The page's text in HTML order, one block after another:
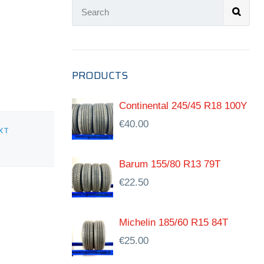
PRODUCTS
Continental 245/45 R18 100Y
€40.00
Barum 155/80 R13 79T
€22.50
Michelin 185/60 R15 84T
€25.00